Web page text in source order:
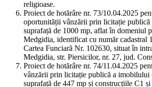
religioase.
Proiect de hotărâre nr. 73/10.04.2025
oportunității vânzării prin licitație
suprafață de 1000 mp, aflat în domeniul
Medgidia, identificat cu număr cadastral
Cartea Funciară Nr. 102630, situat în
Medgidia, str. Piersicilor, nr. 27, jud.
Proiect de hotărâre nr. 74/11.04.2025
vânzării prin licitație publică a imobilului
suprafață de 447 mp și construcțiile C1